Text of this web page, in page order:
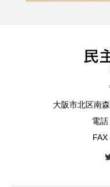
大阪市北区南
電話